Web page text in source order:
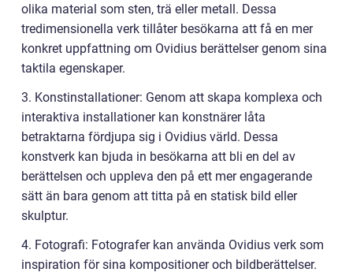
olika material som sten, trä eller metall. Dessa
tredimensionella verk tillåter besökarna att få en mer
konkret uppfattning om Ovidius berättelser genom sina
taktila egenskaper.
3. Konstinstallationer: Genom att skapa komplexa och
interaktiva installationer kan konstnärer låta
betraktarna fördjupa sig i Ovidius värld. Dessa
konstverk kan bjuda in besökarna att bli en del av
berättelsen och uppleva den på ett mer engagerande
sätt än bara genom att titta på en statisk bild eller
skulptur.
4. Fotografi: Fotografer kan använda Ovidius verk som
inspiration för sina kompositioner och bildberättelser.